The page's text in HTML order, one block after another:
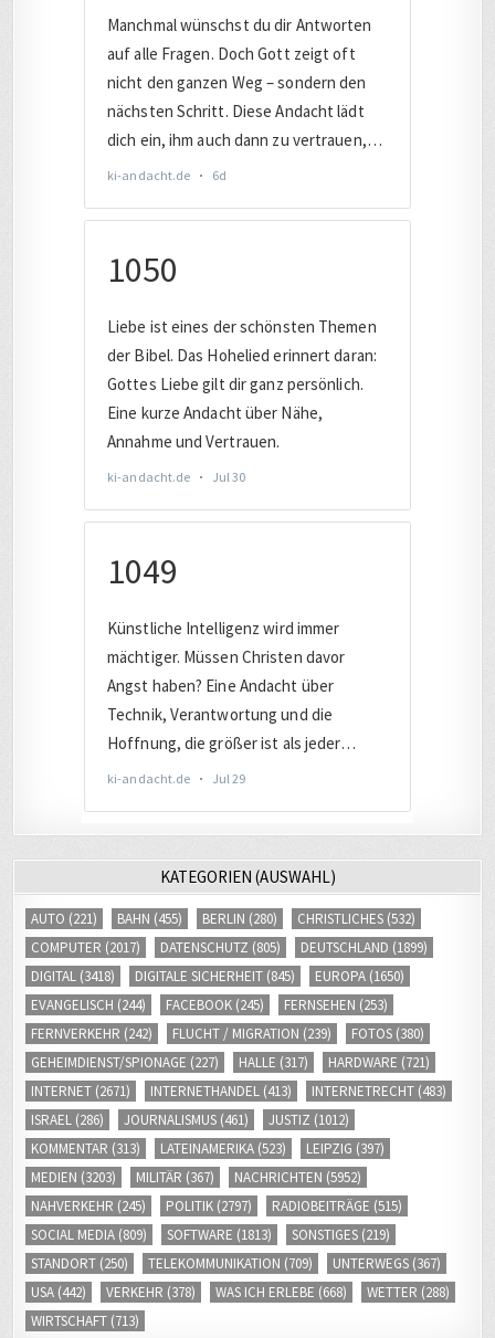
KATEGORIEN (AUSWAHL)
AUTO (221) BAHN (455) BERLIN (280) CHRISTLICHES (532)
COMPUTER (2017) DATENSCHUTZ (805) DEUTSCHLAND (1899)
DIGITAL (3418) DIGITALE SICHERHEIT (845) EUROPA (1650)
EVANGELISCH (244) FACEBOOK (245) FERNSEHEN (253)
FERNVERKEHR (242) FLUCHT / MIGRATION (239) FOTOS (380)
GEHEIMDIENST/SPIONAGE (227) HALLE (317) HARDWARE (721)
INTERNET (2671) INTERNETHANDEL (413) INTERNETRECHT (483)
ISRAEL (286) JOURNALISMUS (461) JUSTIZ (1012)
KOMMENTAR (313) LATEINAMERIKA (523) LEIPZIG (397)
MEDIEN (3203) MILITÄR (367) NACHRICHTEN (5952)
NAHVERKEHR (245) POLITIK (2797) RADIOBEITRÄGE (515)
SOCIAL MEDIA (809) SOFTWARE (1813) SONSTIGES (219)
STANDORT (250) TELEKOMMUNIKATION (709) UNTERWEGS (367)
USA (442) VERKEHR (378) WAS ICH ERLEBE (668) WETTER (288)
WIRTSCHAFT (713)